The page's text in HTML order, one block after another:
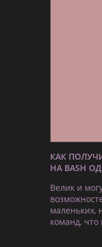
КАК
НА BASH
Велик и
маленьких,
команд,